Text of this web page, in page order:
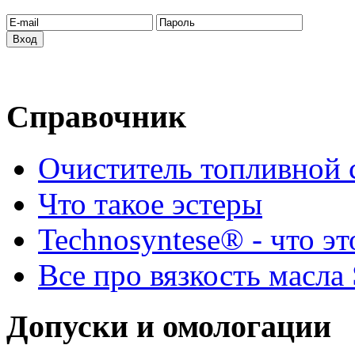
Справочник
Очиститель
Что такое эстеры
Technosyntese® - что
Все про вязкость
Допуски и омологации